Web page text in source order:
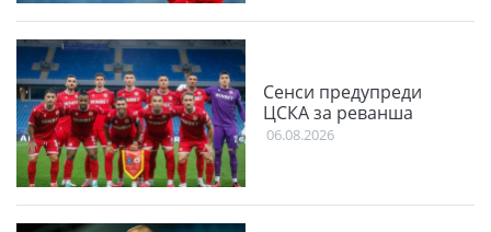
Сенси предупреди
ЦСКА за реванша
06.08.2026